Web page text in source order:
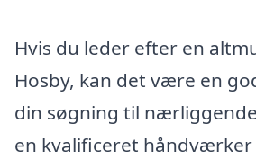
Hvis du leder efter en
Hosby, kan det være en
din søgning til
en kvalificeret